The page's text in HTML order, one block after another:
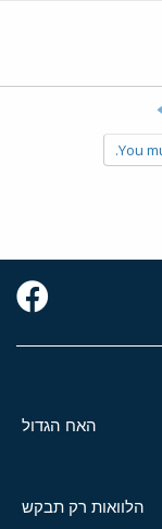
You
האח הגדול
הלוואות רק תבקש